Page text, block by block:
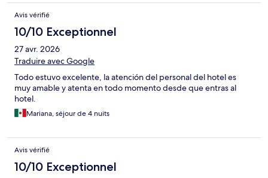
Avis vérifié
10/10 Exceptionnel
27 avr. 2026
Traduire avec Google
Todo estuvo excelente, la atención del personal del hotel es
muy amable y atenta en todo momento desde que entras al
hotel.
Mariana, séjour de 4 nuits
Avis vérifié
10/10 Exceptionnel